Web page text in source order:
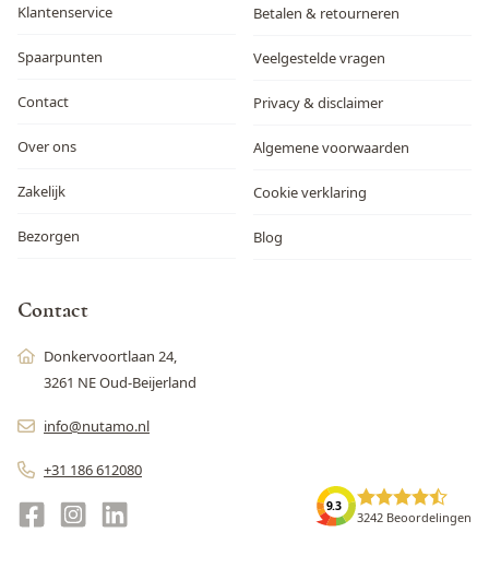
Klantenservice
Spaarpunten
Contact
Over ons
Zakelijk
Bezorgen
Betalen & retourneren
Veelgestelde vragen
Privacy & disclaimer
Algemene voorwaarden
Cookie verklaring
Blog
Contact
Donkervoortlaan 24,
3261 NE Oud-Beijerland
info@nutamo.nl
+31 186 612080
9.3
3242 Beoordelingen